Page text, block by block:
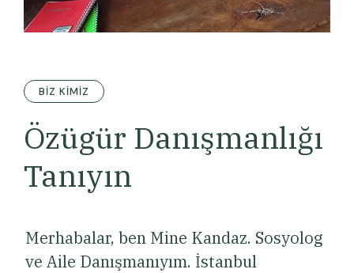
BIZ KIMIZ
Özügür Danışmanlığı
Tanıyın
Merhabalar, ben Mine Kandaz. Sosyolog
ve Aile Danışmanıyım. İstanbul